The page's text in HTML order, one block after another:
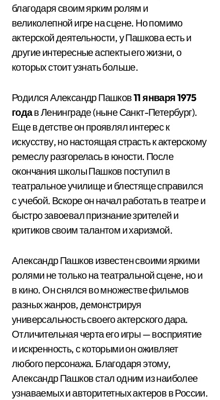
благодаря своим ярким ролям и
великолепной игре на сцене. Но помимо
актерской деятельности, у Пашкова есть и
другие интересные аспекты его жизни, о
которых стоит узнать больше.
Родился Александр Пашков11 января 1975
годав Ленинграде (ныне Санкт-Петербург).
Еще в детстве он проявлял интерес к
искусству, но настоящая страсть к актерскому
ремеслу разгорелась в юности. После
окончания школы Пашков поступил в
театральное училище и блестяще справился
с учебой. Вскоре он начал работать в театре и
быстро завоевал признание зрителей и
критиков своим талантом и харизмой.
Александр Пашков известен своими яркими
ролями не только на театральной сцене, но и
в кино. Он снялся во множестве фильмов
разных жанров, демонстрируя
универсальность своего актерского дара.
Отличительная черта его игры — восприятие
и искренность, с которыми он оживляет
любого персонажа. Благодаря этому,
Александр Пашков стал одним из наиболее
узнаваемых и авторитетных актеров в России.